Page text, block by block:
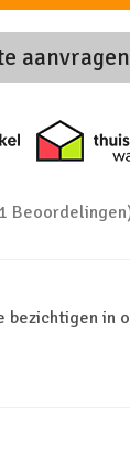
aanvragen
Thuiswinkel
bezichtigen in